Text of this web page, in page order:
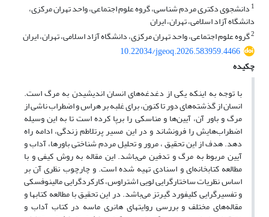
1 دانشجوی دکتری مردم شناسی، گروه علوم اجتماعی، واحد تهران مرکزی،
دانشگاه آزاد اسلامی، تهران، ایران
2گروه علوم اجتماعی، واحد تهران مرکزی، دانشگاه آزاد اسلامی، تهران، ایران
10.22034/jgeoq.2026.583959.4466
چکیده
با توجه به اینکه یکی از دغدغه‌های انسان اندیشیدن به مرگ است.
انسان از گذشته‌های دور تا کنون، برای غلبه بر هراس و اضطراب ناشی از
مرگ و باور آن، آیین‌ها و مناسکی را برپا کرده است تا به این وسیله
اضطراب‌هایش را فرو‌نشاند و در این مسیر پرتلاطم زندگی، ادامه راه
دهد. هدف از این تحقیق ، مرور و تحلیل مردم شناختی باورها، آداب و
آیین مربوط به مرگ و تدفین می‌باشد. این مقاله به روش کیفی و با
مطالعه کتابخانه‌ای و اسنادی تهیه شده ‌است. و چارچوب نظری آن بر
اساس نظریات ساختارگرایی لویی اشتراوس، کارکردگرایی مالینوفسکی
و تفسیرگرایی کلیفورد گیرتز می‌باشد. در این تحقیق با مطالعه کتابها و
مقاله‌های مختلف و بررسی روایتهای هانری ماسه در کتاب آداب و